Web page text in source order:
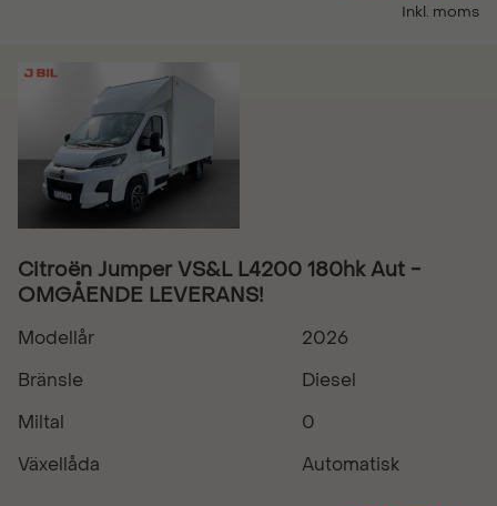
Inkl. moms
Citroën Jumper VS&L L4200 180hk Aut -
OMGÅENDE LEVERANS!
Modellår
2026
Bränsle
Diesel
Miltal
0
Växellåda
Automatisk